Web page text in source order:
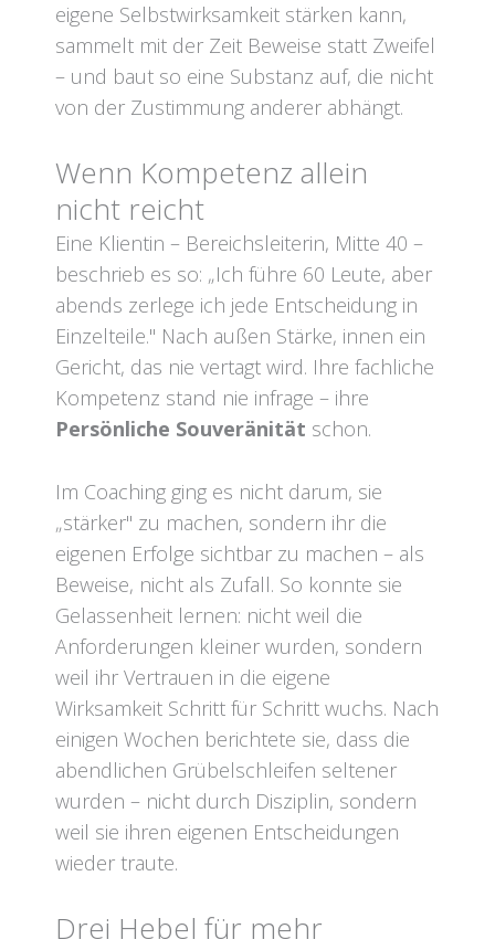
eigene Selbstwirksamkeit stärken kann,
sammelt mit der Zeit Beweise statt Zweifel
– und baut so eine Substanz auf, die nicht
von der Zustimmung anderer abhängt.
Wenn Kompetenz allein
nicht reicht
Eine Klientin – Bereichsleiterin, Mitte 40 –
beschrieb es so: „Ich führe 60 Leute, aber
abends zerlege ich jede Entscheidung in
Einzelteile." Nach außen Stärke, innen ein
Gericht, das nie vertagt wird. Ihre fachliche
Kompetenz stand nie infrage – ihre
Persönliche Souveränität schon.
Im Coaching ging es nicht darum, sie
„stärker" zu machen, sondern ihr die
eigenen Erfolge sichtbar zu machen – als
Beweise, nicht als Zufall. So konnte sie
Gelassenheit lernen: nicht weil die
Anforderungen kleiner wurden, sondern
weil ihr Vertrauen in die eigene
Wirksamkeit Schritt für Schritt wuchs. Nach
einigen Wochen berichtete sie, dass die
abendlichen Grübelschleifen seltener
wurden – nicht durch Disziplin, sondern
weil sie ihren eigenen Entscheidungen
wieder traute.
Drei Hebel für mehr